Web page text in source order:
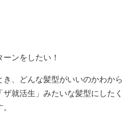
ンをしたい！
、どんな髪型がいいのかわから
ザ就活生」みたいな髪型にしたく